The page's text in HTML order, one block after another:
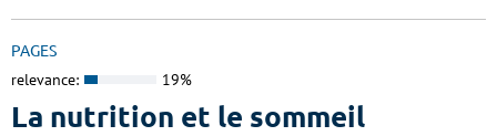
PAGES
relevance: 19%
La nutrition et le sommeil